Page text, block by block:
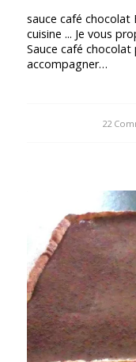
sauce café chocolat
cuisine ... Je vous
Sauce café
accompagner…
22